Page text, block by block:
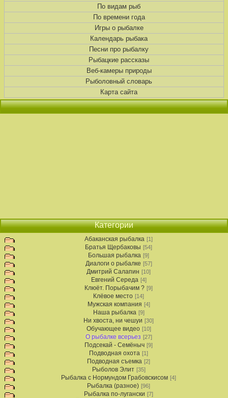
По видам рыб
По времени года
Игры о рыбалке
Календарь рыбака
Песни про рыбалку
Рыбацкие рассказы
Веб-камеры природы
Рыболовный словарь
Карта сайта
Категории
Абаканская рыбалка [1]
Братья Щербаковы [54]
Большая рыбалка [9]
Диалоги о рыбалке [57]
Дмитрий Салапин [10]
Евгений Середа [4]
Клюёт. Порыбачим ? [9]
Клёвое место [14]
Мужская компания [4]
Наша рыбалка [9]
Ни хвоста, ни чешуи [30]
Обучающее видео [10]
О рыбалке всерьез [27]
Подсекай - Семёныч [9]
Подводная охота [1]
Подводная съемка [2]
Рыболов Элит [35]
Рыбалка с Нормундом Грабовскисом [4]
Рыбалка (разное) [96]
Рыбалка по-лугански [7]